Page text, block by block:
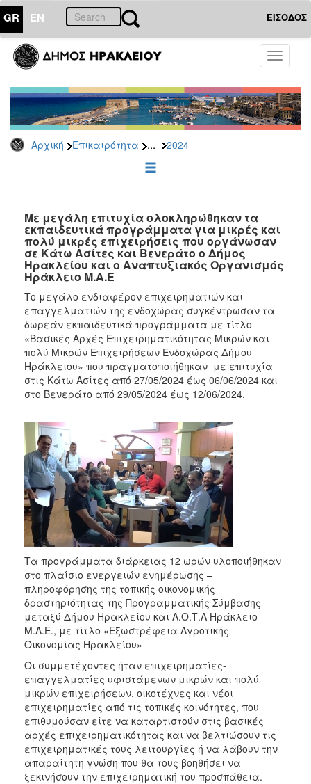
GR EN ΕΙΣΟΔΟΣ
Toggle
Αρχική Επικαιρότητα ... 2024
ΕΠΙΚΑΙΡΟΤΗΤΑ
Τύπου
Αρχείο
2026
2025
2022
2021
2020
2019
2018
2017
2016
2015
2013
2012
2011
2010
2006
ΔΗΜΟΤΗΣ
ΕΠΙΣΚΕΠΤΗΣ
ΗΡΑΚΛΕΙΟ
Με μεγάλη επιτυχία ολοκληρώθηκαν τα
εκπαιδευτικά προγράμματα για μικρές και
πολύ μικρές επιχειρήσεις που οργάνωσαν
σε Κάτω Ασίτες και Βενεράτο ο Δήμος
Ηρακλείου και ο Αναπτυξιακός Οργανισμός
Ηράκλειο Μ.Α.Ε
Το μεγάλο ενδιαφέρον επιχειρηματιών και
επαγγελματιών της ενδοχώρας συγκέντρωσαν τα
δωρεάν εκπαιδευτικά προγράμματα με τίτλο
«Βασικές Αρχές Επιχειρηματικότητας Μικρών και
πολύ Μικρών Επιχειρήσεων Ενδοχώρας Δήμου
Ηράκλειου» που πραγματοποιήθηκαν με επιτυχία
στις Κάτω Ασίτες από 27/05/2024 έως 06/06/2024 και
στο Βενεράτο από 29/05/2024 έως 12/06/2024.
Τα προγράμματα διάρκειας 12 ωρών υλοποιήθηκαν
στο πλαίσιο ενεργειών ενημέρωσης –
πληροφόρησης της τοπικής οικονομικής
δραστηριότητας της Προγραμματικής Σύμβασης
μεταξύ Δήμου Ηρακλείου και Α.Ο.Τ.Α Ηράκλειο
Μ.Α.Ε., με τίτλο «Εξωστρέφεια Αγροτικής
Οικονομίας Ηρακλείου»
Οι συμμετέχοντες ήταν επιχειρηματίες-
επαγγελματίες υφιστάμενων μικρών και πολύ
μικρών επιχειρήσεων, οικοτέχνες και νέοι
επιχειρηματίες από τις τοπικές κοινότητες, που
επιθυμούσαν είτε να καταρτιστούν στις βασικές
αρχές επιχειρηματικότητας και να βελτιώσουν τις
επιχειρηματικές τους λειτουργίες ή να λάβουν την
απαραίτητη γνώση που θα τους βοηθήσει να
ξεκινήσουν την επιχειρηματική του προσπάθεια.